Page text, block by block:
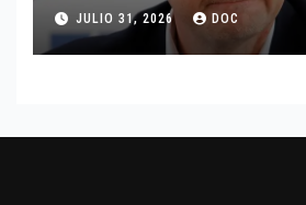
JULIO 31, 2026 DOC